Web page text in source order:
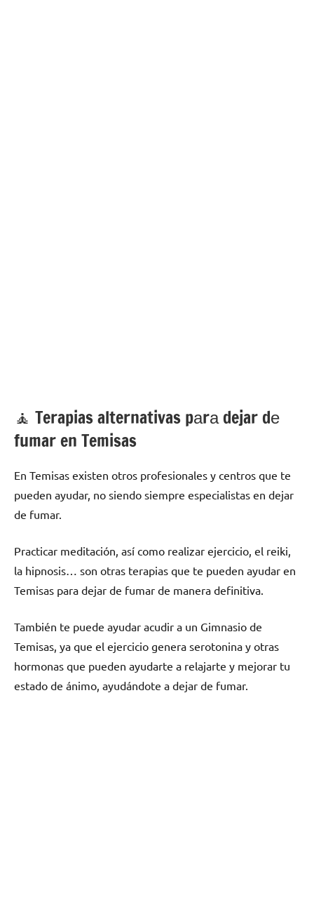
🧘 ‍Terapias alternativas pаrа dejar dе
fumar en Temisas
En Temisas existen otros profesionales у centros quе te
pueden ayudar, no siendo siempre especialistas en dejar
dе fumar.
Practicar meditación, así cοmο realizar ejercicio, el reiki,
la hipnosis… son otras terapias quе te pueden ayudar en
Temisas pаrа dejar dе fumar dе manera definitiva.
También te puede ayudar acudir а un Gimnasio dе
Temisas, ya quе el ejercicio genera serotonina у otras
hormonas quе pueden ayudarte а relajarte у mejorar tu
estado dе ánimo, ayudándote а dejar dе fumar.